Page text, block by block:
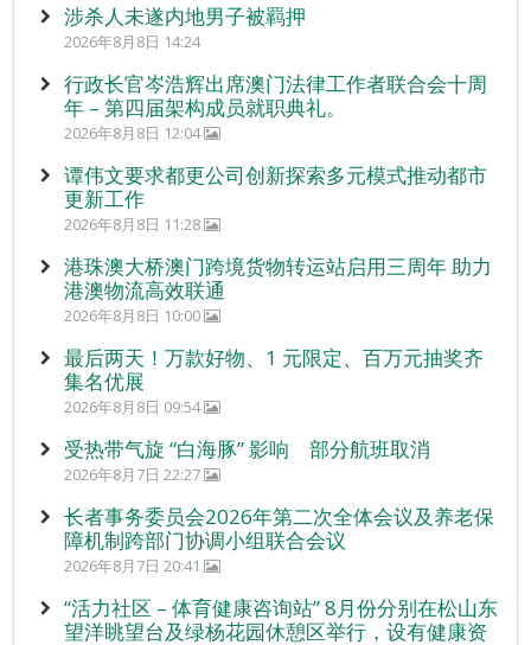
涉杀人未遂内地男子被羁押
2026年8月8日 14:24
行政长官岑浩辉出席澳门法律工作者联合会十周
年 – 第四届架构成员就职典礼。
2026年8月8日 12:04
谭伟文要求都更公司创新探索多元模式推动都市
更新工作
2026年8月8日 11:28
港珠澳大桥澳门跨境货物转运站启用三周年 助力
港澳物流高效联通
2026年8月8日 10:00
最后两天！万款好物、1 元限定、百万元抽奖齐
集名优展
2026年8月8日 09:54
受热带气旋 “白海豚” 影响 部分航班取消
2026年8月7日 22:27
长者事务委员会2026年第二次全体会议及养老保
障机制跨部门协调小组联合会议
2026年8月7日 20:41
“活力社区 – 体育健康咨询站” 8月份分别在松山东
望洋眺望台及绿杨花园休憩区举行，设有健康资